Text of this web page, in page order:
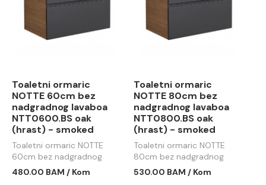
Toaletni ormaric
NOTTE 60cm bez
nadgradnog lavaboa
NTT0600.BS oak
(hrast) - smoked
Toaletni ormaric NOTTE
60cm bez nadgradnog
lavaboa NTT0600.BS oak
(hrast) - smoked
480.00 BAM / Kom
Toaletni ormaric
NOTTE 80cm bez
nadgradnog lavaboa
NTT0800.BS oak
(hrast) - smoked
Toaletni ormaric NOTTE
80cm bez nadgradnog
lavaboa NTT0800.BS oak
(hrast) - smoked
530.00 BAM / Kom